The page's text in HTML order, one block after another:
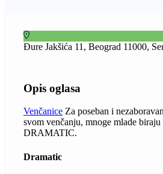
Đure Jakšića 11, Beograd 11000,
Opis oglasa
Venčanice Za poseban i
svom venčanju, mnoge mlade biraju
DRAMATIC.
Dramatic